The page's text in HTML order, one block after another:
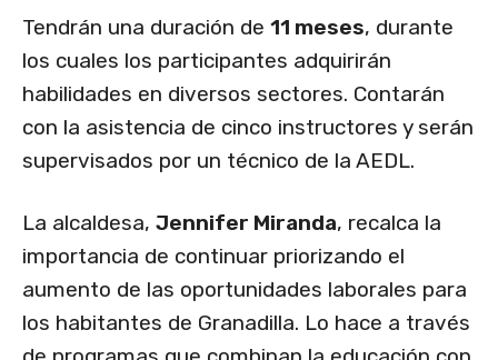
Tendrán una duración de 11 meses, durante
los cuales los participantes adquirirán
habilidades en diversos sectores. Contarán
con la asistencia de cinco instructores y serán
supervisados por un técnico de la AEDL.
La alcaldesa, Jennifer Miranda, recalca la
importancia de continuar priorizando el
aumento de las oportunidades laborales para
los habitantes de Granadilla. Lo hace a través